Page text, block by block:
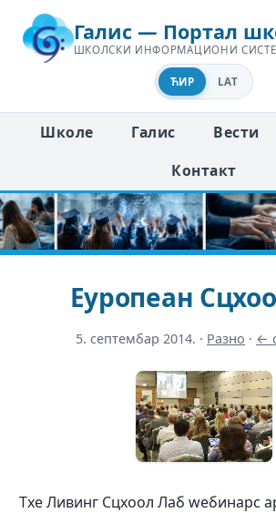
Галис — Портал
ШКОЛСКИ ИНФОРМАЦИОНИ
ЋИР LAT
Школе Галис Вести
Контакт
Еуропеан
5. септембар 2014. · Разно · ←
Тхе Ливинг Сцхоол Лаб wебинарс